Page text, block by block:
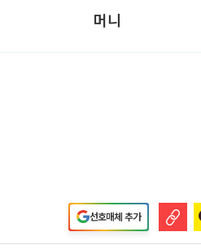
머니
선호매체 추가